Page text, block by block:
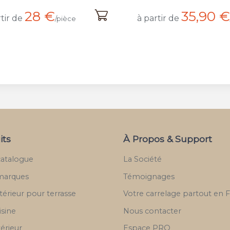
de 35,90 €/m² à partir de 13,60 €
pour terrasse
À Propos & Support
La Société
Témoignages
Votre carrelage partout en
Nous contacter